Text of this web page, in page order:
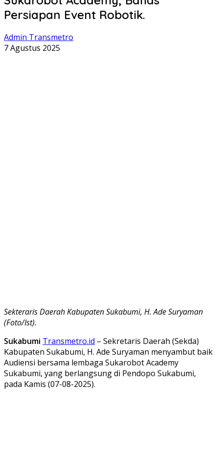
Persiapan Event Robotik.
Admin Transmetro
7 Agustus 2025
Sekteraris Daerah Kabupaten Sukabumi, H. Ade Suryaman
(Foto/Ist).
Sukabumi Transmetro.id – Sekretaris Daerah (Sekda)
Kabupaten Sukabumi, H. Ade Suryaman menyambut baik
Audiensi bersama lembaga Sukarobot Academy
Sukabumi, yang berlangsung di Pendopo Sukabumi,
pada Kamis (07-08-2025).